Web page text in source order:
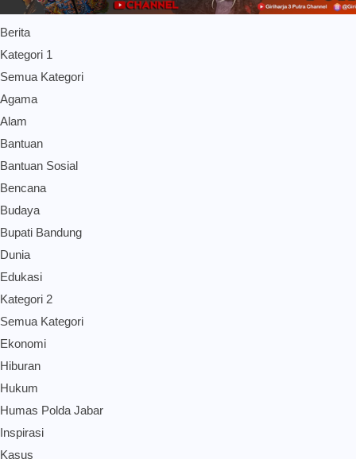
Berita
Kategori 1
Semua Kategori
Agama
Alam
Bantuan
Bantuan Sosial
Bencana
Budaya
Bupati Bandung
Dunia
Edukasi
Kategori 2
Semua Kategori
Ekonomi
Hiburan
Hukum
Humas Polda Jabar
Inspirasi
Kasus